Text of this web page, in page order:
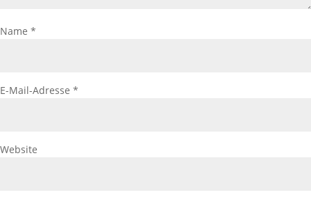
Name *
E-Mail-Adresse *
Website